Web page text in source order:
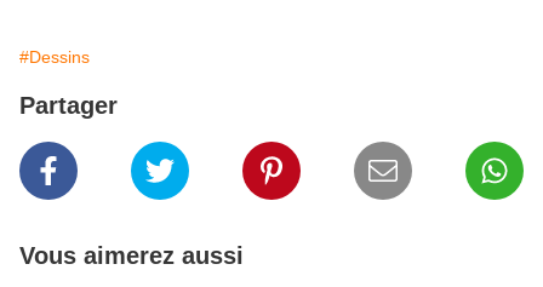
#Dessins
Partager
Vous aimerez aussi